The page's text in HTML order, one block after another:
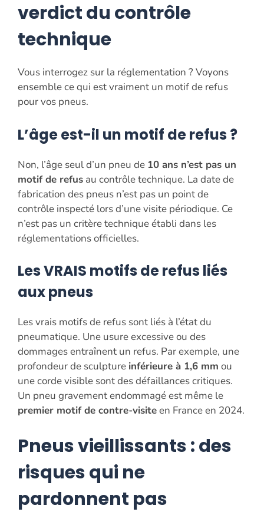
verdict du contrôle
technique
Vous interrogez sur la réglementation ? Voyons
ensemble ce qui est vraiment un motif de refus
pour vos pneus.
L’âge est-il un motif de refus ?
Non, l’âge seul d’un pneu de 10 ans n’est pas un
motif de refus au contrôle technique. La date de
fabrication des pneus n’est pas un point de
contrôle inspecté lors d’une visite périodique. Ce
n’est pas un critère technique établi dans les
réglementations officielles.
Les VRAIS motifs de refus liés
aux pneus
Les vrais motifs de refus sont liés à l’état du
pneumatique. Une usure excessive ou des
dommages entraînent un refus. Par exemple, une
profondeur de sculpture inférieure à 1,6 mm ou
une corde visible sont des défaillances critiques.
Un pneu gravement endommagé est même le
premier motif de contre-visiteen France en 2024.
Pneus vieillissants : des
risques qui ne
pardonnent pas